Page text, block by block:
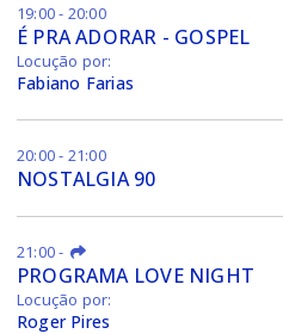
19:00 - 20:00
É PRA ADORAR - GOSPEL
Locução por:
Fabiano Farias
20:00 - 21:00
NOSTALGIA 90
21:00-
PROGRAMA LOVE NIGHT
Locução por:
Roger Pires